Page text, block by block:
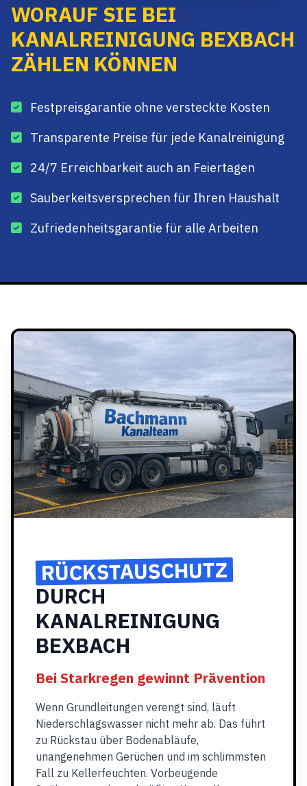
WORAUF SIE BEI
KANALREINIGUNG BEXBACH
ZÄHLEN KÖNNEN
Festpreisgarantie ohne versteckte Kosten
Transparente Preise für jede Kanalreinigung
24/7 Erreichbarkeit auch an Feiertagen
Sauberkeitsversprechen für Ihren Haushalt
Zufriedenheitsgarantie für alle Arbeiten
RÜCKSTAUSCHUTZ
DURCH
KANALREINIGUNG
BEXBACH
Bei Starkregen gewinnt Prävention
Wenn Grundleitungen verengt sind, läuft
Niederschlagswasser nicht mehr ab. Das führt
zu Rückstau über Bodenabläufe,
unangenehmen Gerüchen und im schlimmsten
Fall zu Kellerfeuchten. Vorbeugende